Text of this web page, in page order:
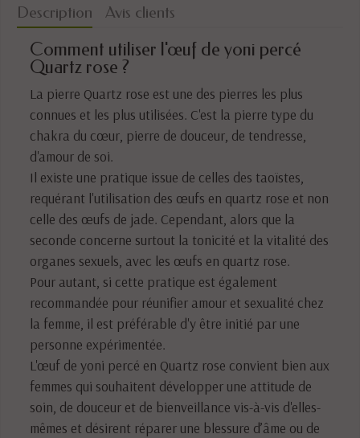
Description Avis clients
Comment utiliser l'œuf de yoni percé
Quartz rose ?
La pierre Quartz rose est une des pierres les plus
connues et les plus utilisées. C'est la pierre type du
chakra du cœur, pierre de douceur, de tendresse,
d'amour de soi.
Il existe une pratique issue de celles des taoïstes,
requérant l'utilisation des œufs en quartz rose et non
celle des œufs de jade. Cependant, alors que la
seconde concerne surtout la tonicité et la vitalité des
organes sexuels, avec les œufs en quartz rose.
Pour autant, si cette pratique est également
recommandée pour réunifier amour et sexualité chez
la femme, il est préférable d'y être initié par une
personne expérimentée.
L'œuf de yoni percé en Quartz rose convient bien aux
femmes qui souhaitent développer une attitude de
soin, de douceur et de bienveillance vis-à-vis d'elles-
mêmes et désirent réparer une blessure d’âme ou de